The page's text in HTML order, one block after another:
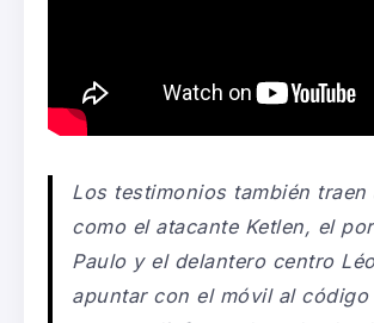
Los testimonios también traen
como el atacante Ketlen, el
Paulo y el delantero centro
apuntar con el móvil al código